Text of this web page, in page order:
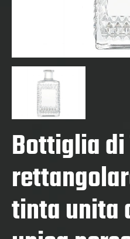
Bottiglia
tinta unita